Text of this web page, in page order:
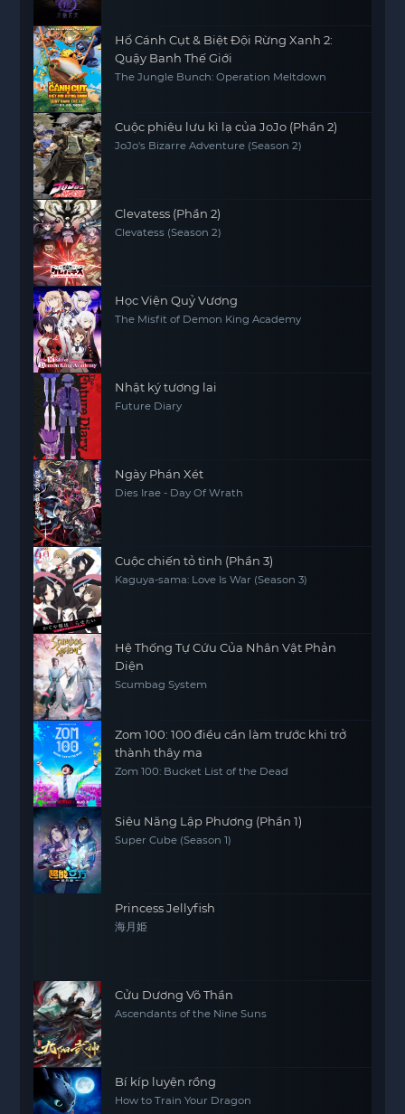
thế giới.
Hổ Cánh Cụt & Biệt Đội Rừng Xanh 2:
Quậy Banh Thế Giới
The Jungle Bunch: Operation Meltdown
Cuộc phiêu lưu kì lạ của JoJo (Phần 2)
JoJo's Bizarre Adventure (Season 2)
Clevatess (Phần 2)
Clevatess (Season 2)
Học Viện Quỷ Vương
The Misfit of Demon King Academy
Nhật ký tương lai
Future Diary
Ngày Phán Xét
Dies Irae - Day Of Wrath
Cuộc chiến tỏ tình (Phần 3)
Kaguya-sama: Love Is War (Season 3)
Hệ Thống Tự Cứu Của Nhân Vật Phản
Diện
Scumbag System
Zom 100: 100 điều cần làm trước khi trở
thành thây ma
Zom 100: Bucket List of the Dead
Siêu Năng Lập Phương (Phần 1)
Super Cube (Season 1)
Princess Jellyfish
海月姫
Cửu Dương Võ Thần
Ascendants of the Nine Suns
Bí kíp luyện rồng
How to Train Your Dragon